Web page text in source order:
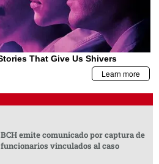
BCH emite comunicado por captura de
funcionarios vinculados al caso